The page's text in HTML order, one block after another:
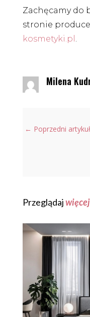
Zachęcamy do
stronie
kosmetyki.pl .
Milena
← Poprzedni artykuł
Przeglądaj